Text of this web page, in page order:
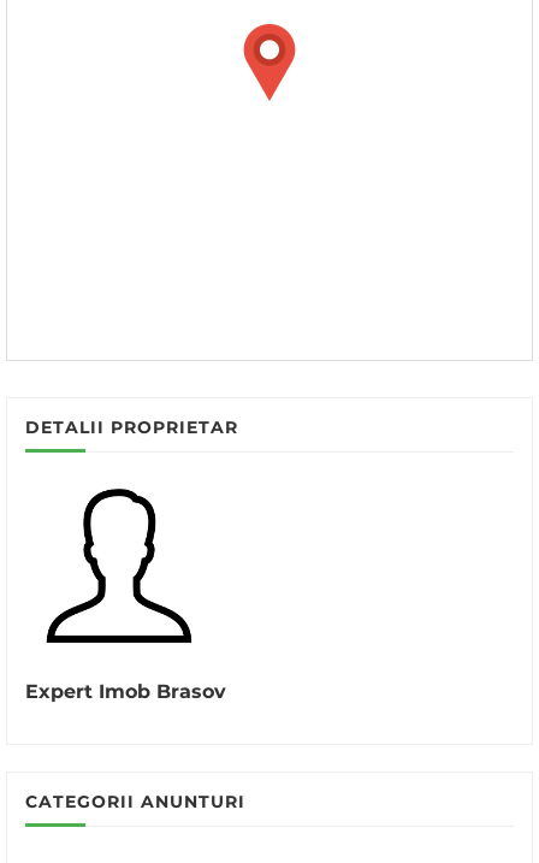
DETALII PROPRIETAR
Expert Imob Brasov
CATEGORII ANUNTURI